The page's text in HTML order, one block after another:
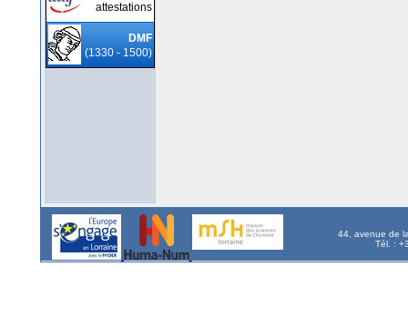
attestations
DMF
(1330 - 1500)
44, avenue de
Tél. :